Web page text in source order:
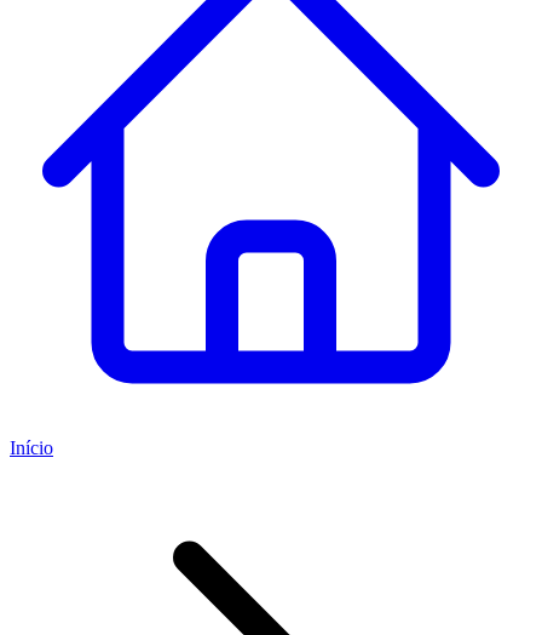
Início